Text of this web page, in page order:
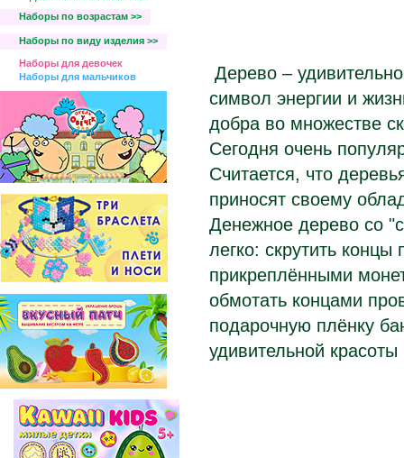
Наборы по возрастам >>
Наборы по виду изделия >>
Наборы для девочек
Наборы для мальчиков
Дерево –
символ энергии и
добра во множестве
Сегодня очень
Считается, что
приносят своему
Денежное дерево со
легко: скрутить
прикреплёнными
обмотать концами
подарочную плёнку
удивительной красоты